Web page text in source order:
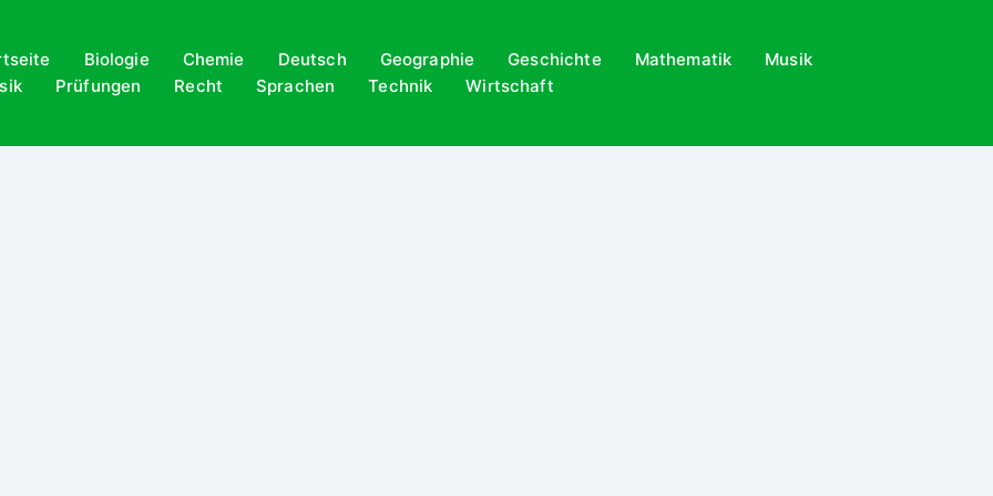
Biologie Chemie Deutsch Geographie Geschichte Mathematik
Musik
Prüfungen Recht Sprachen Technik Wirtschaft